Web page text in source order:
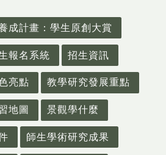
成計畫：學生原創大賞
報名系統 招生資訊
亮點 教學研究發展重點
地圖 景觀學什麼
師生學術研究成果